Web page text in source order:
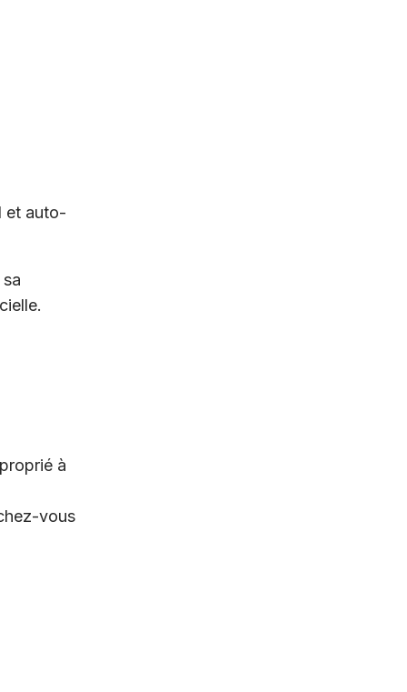
et auto-
à
vous